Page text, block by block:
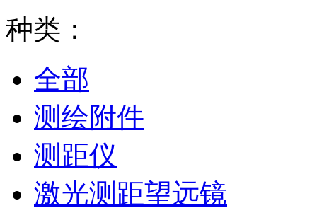
种类：
全部
测绘附件
测距仪
激光测距望远镜